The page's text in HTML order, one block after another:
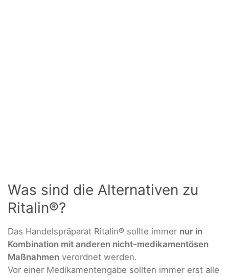
Was sind die Alternativen zu
Ritalin®?
Das Handelspräparat Ritalin® sollte immer nur in
Kombination mit anderen nicht-medikamentösen
Maßnahmen verordnet werden.
Vor einer Medikamentengabe sollten immer erst alle